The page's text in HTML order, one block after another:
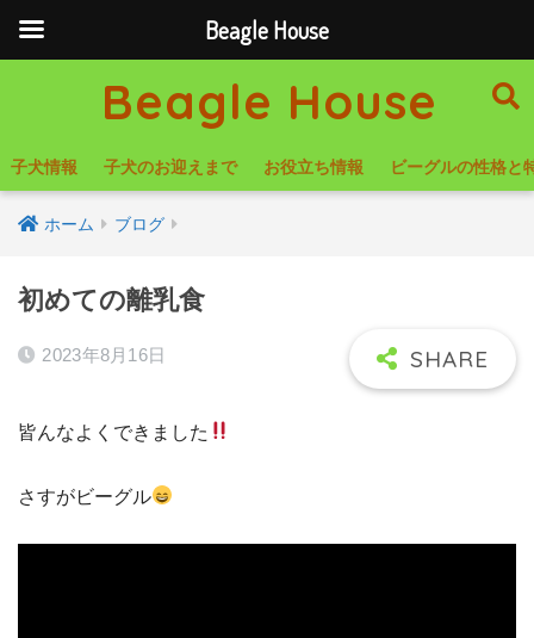
Beagle House
子犬情報 子犬のお迎えまで お役立ち情報 ビーグルの性格と
ホーム ブログ
初めての離乳食
2023年8月16日
皆んなよくできました
さすがビーグル
Beagle House